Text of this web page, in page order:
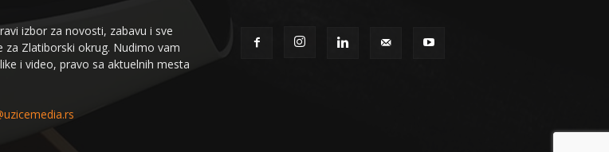
izbor za novosti, zabavu i sve
Zlatiborski okrug. Nudimo vam
i video, pravo sa aktuelnih mesta